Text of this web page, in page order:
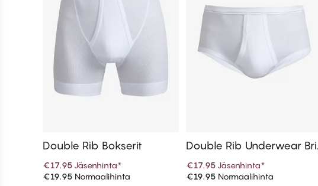
Lisää ostoskoriin
Double Rib Bokserit
€17.95 Jäsenhinta*
€19.95 Normaalihinta Lisää ostoskoriin
Double Rib Underwear Bri
€17.95 Jäsenhinta*
€19.95 Normaalihinta